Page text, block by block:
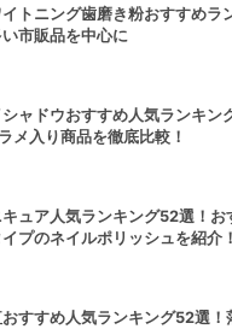
トニング歯磨き粉おすすめラ
市販品を中心に
シャドウおすすめ人気ランキン
メ入り商品を徹底比較！
キュア人気ランキング52選！
プのネイルポリッシュを紹介！
おすすめ人気ランキング52選